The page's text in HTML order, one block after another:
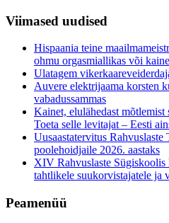
Viimased uudised
Hispaania teine
ohmu orgasmiallikas või
Ulatagem
Auvere elektrijaama korsten
vabadussammas
Kainet, elulähedast mõtlemist
Toeta selle levitajat – Eesti
Uusaastatervitus
poolehoidjaile 2026. aastaks
XIV Rahvuslaste Sügiskoolis
tahtlikele suukorvistajatele ja
Peamenüü